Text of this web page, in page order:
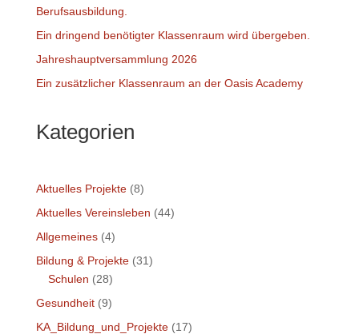
Berufsausbildung.
Ein dringend benötigter Klassenraum wird übergeben.
Jahreshauptversammlung 2026
Ein zusätzlicher Klassenraum an der Oasis Academy
Kategorien
Aktuelles Projekte(8)
Aktuelles Vereinsleben (44)
Allgemeines(4)
Bildung & Projekte(31)
Schulen (28)
Gesundheit(9)
KA_Bildung_und_Projekte(17)